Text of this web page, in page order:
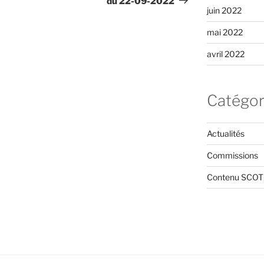
juin 2022
mai 2022
avril 2022
Actualités
Commissions
Contenu SCOT